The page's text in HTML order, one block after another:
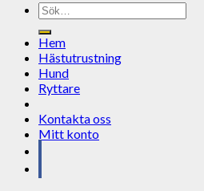
Sök
efter:
Hem
Hästutrustning
Hund
Ryttare
Kontakta oss
Mitt konto